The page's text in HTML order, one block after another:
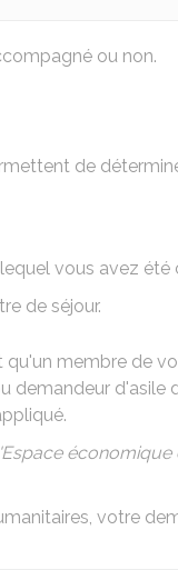
ou non.
de
vous avez été
de séjour.
qu'un membre de
demandeur d'asile
économique
votre